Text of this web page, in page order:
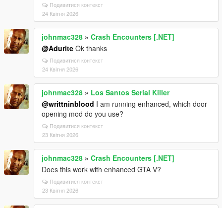
Подивитися контекст
24 Квітня 2026
johnmac328 » Crash Encounters [.NET]
@Adurite Ok thanks
Подивитися контекст
24 Квітня 2026
johnmac328 » Los Santos Serial Killer
@writtninblood I am running enhanced, which door
opening mod do you use?
Подивитися контекст
23 Квітня 2026
johnmac328 » Crash Encounters [.NET]
Does this work with enhanced GTA V?
Подивитися контекст
23 Квітня 2026